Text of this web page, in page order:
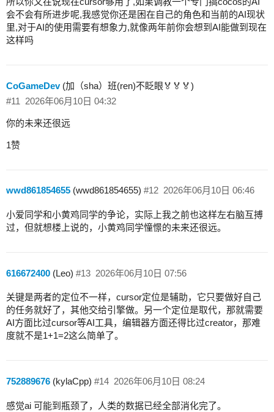
会不会有所进步呢,我感觉你还是困在自己的角色和当前的AI现状
里,对于AI的使用需要有想象力,就像两年前你会想到AI能做到现在
这样吗
CoGameDev(加（sha）班(ren)不眨眼🏅🏅🏅)
2026年06月10日 04:32
#11
你的未来还很远
1赞
wwd861854655 (wwd861854655) 2026年06月10日 06:46
#12
小爱同学和小黄鸡同学的争论，实际上我之前也这样左右脑互搏
过，但就想楼上说的，小黄鸡同学憧憬的未来还很远。
616672400 (Leo) 2026年06月10日 07:56
#13
关键是两者的定位不一样，cursor定位是辅助，它只要做好自己
的任务就好了，其他交给引擎做。另一个定位是取代，那就需要
AI方面比过cursor等AI工具，编辑器方面还得比过creator，那难
度就不是1+1=2这么简单了。
752889676 (kylaCpp) 2026年06月10日 08:24
#14
感觉ai 可能到瓶颈了，人类的数据已经全部消化完了。